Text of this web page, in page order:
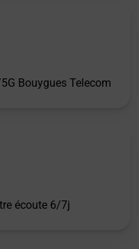
Bouygues Telecom
écoute 6/7j